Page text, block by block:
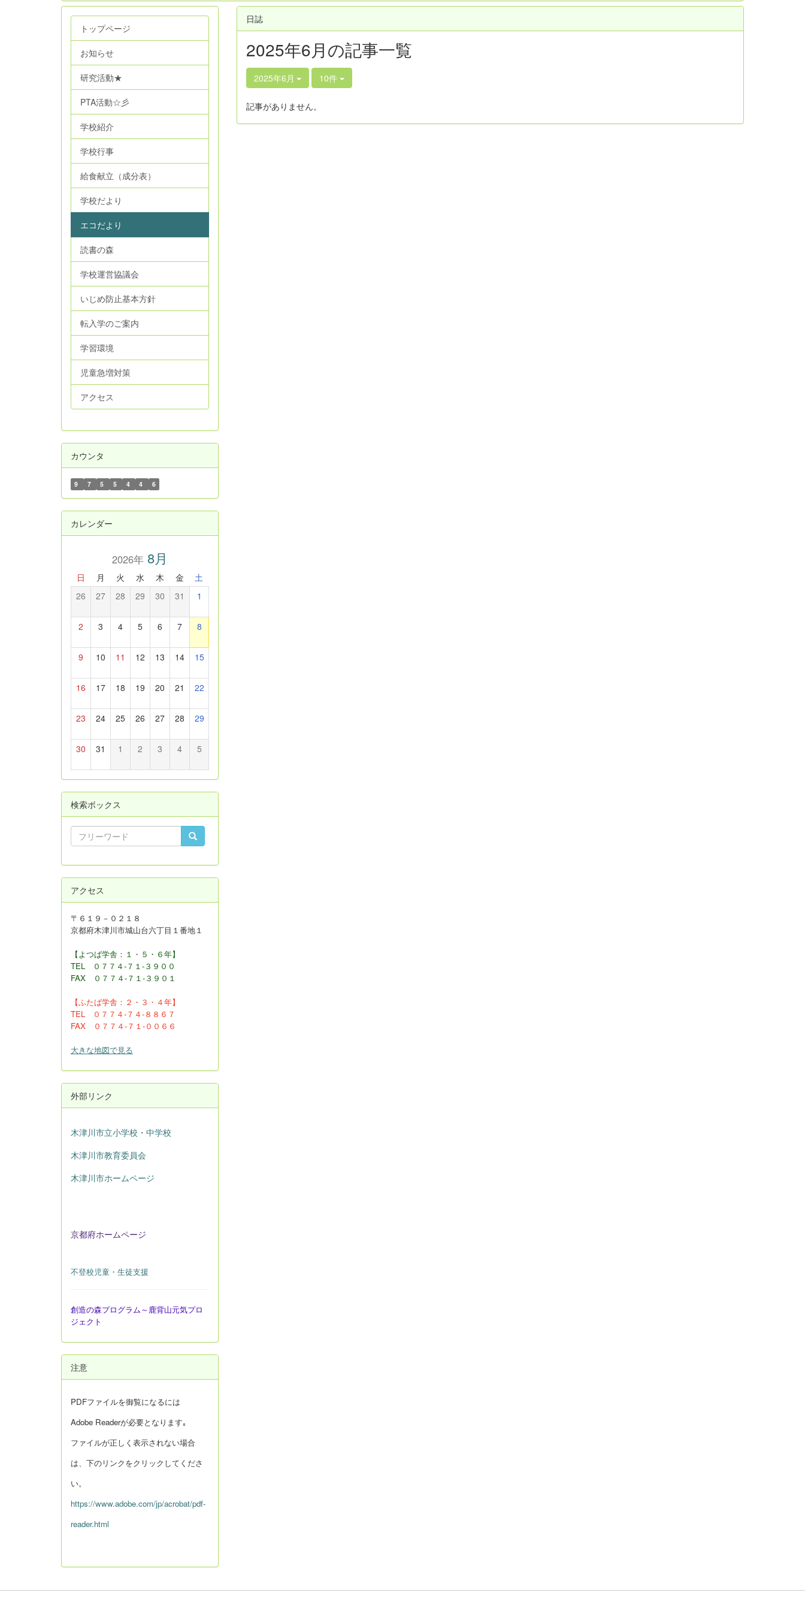
日誌
2025年6月の記事一覧
2025年6月 10件
記事がありません。
トップページ
お知らせ
研究活動★
PTA活動☆彡
学校紹介
学校行事
給食献立（成分表）
学校だより
エコだより
読書の森
学校運営協議会
いじめ防止基本方針
転入学のご案内
学習環境
児童急増対策
アクセス
カウンタ
9 7 5 5 4 4 6
カレンダー
2026年8月
日 月 火 水 木 金 土
26 27 28 29 30 31 1
2 3 4 5 6 7 8
9 10 11 12 13 14 15
16 17 18 19 20 21 22
23 24 25 26 27 28 29
30 31 1 2 3 4 5
検索ボックス
アクセス
〒６１９－０２１８
京都府木津川市城山台六丁目１番地１
【よつば学舎：１・５・６年】
TEL ０７７４-７１-３９００
FAX
０７７４-７１-３９０１
【ふたば学舎：２・３ ・４年】
TEL ０７７４-７４-８８６７
FAX ０７７４-７１-００６６
大きな地図で見る
外部リンク
木津川市立小学校・中学校
木津川市教育委員会
木津川市ホームページ
京都府ホームページ
不登校児童・生徒支援
創造の森プログラム～鹿背山元気プロ
ジェクト
注意
PDFファイルを御覧になるには
Adobe Readerが必要となります｡
ファイルが正しく表示されない場合
は、下のリンクをクリックしてくださ
い。
https://www.adobe.com/jp/acrobat/pdf-
reader.html